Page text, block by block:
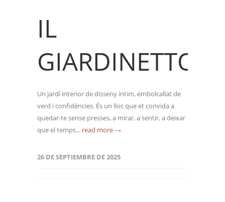
IL
GIARDINETTO
Un jardí interior de disseny íntim, embolcallat de
verd i confidències. És un lloc que et convida a
quedar-te sense presses, a mirar, a sentir, a deixar
que el temps... read more →
26 DE SEPTIEMBRE DE 2025